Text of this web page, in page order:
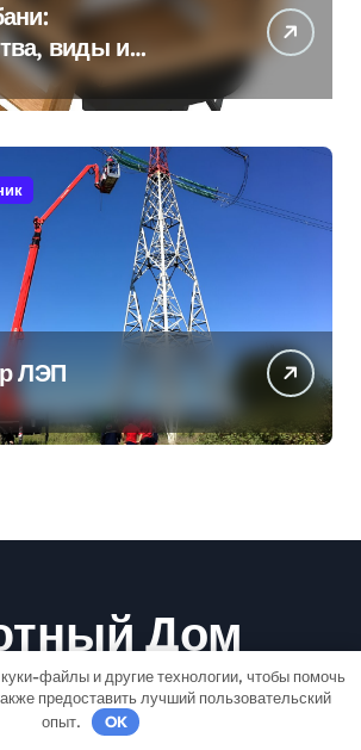
виды и
использования
ЛЭП
Дом
Ремонт-Быстро
файлы и другие технологии, чтобы помочь
предоставить лучший пользовательский
опыт.
OK